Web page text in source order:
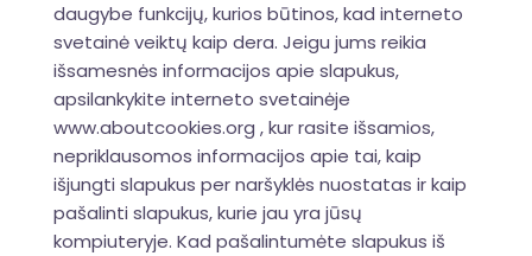
daugybe funkcijų, kurios būtinos, kad interneto
svetainė veiktų kaip dera. Jeigu jums reikia
išsamesnės informacijos apie slapukus,
apsilankykite interneto svetainėje
www.aboutcookies.org , kur rasite išsamios,
nepriklausomos informacijos apie tai, kaip
išjungti slapukus per naršyklės nuostatas ir kaip
pašalinti slapukus, kurie jau yra jūsų
kompiuteryje. Kad pašalintumėte slapukus iš